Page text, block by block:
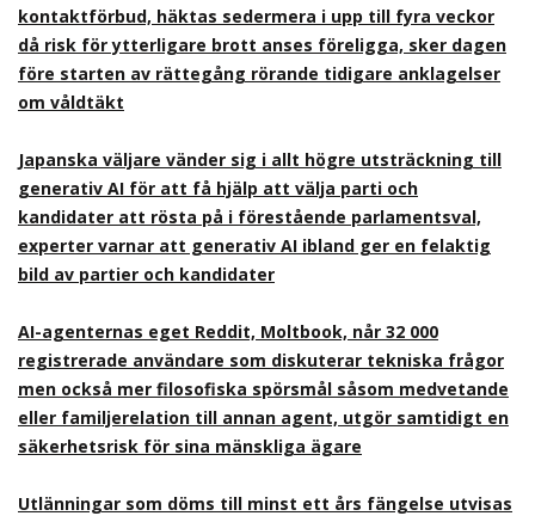
kontaktförbud, häktas sedermera i upp till fyra veckor
då risk för ytterligare brott anses föreligga, sker dagen
före starten av rättegång rörande tidigare anklagelser
om våldtäkt
Japanska väljare vänder sig i allt högre utsträckning till
generativ AI för att få hjälp att välja parti och
kandidater att rösta på i förestående parlamentsval,
experter varnar att generativ AI ibland ger en felaktig
bild av partier och kandidater
AI-agenternas eget Reddit, Moltbook, når 32 000
registrerade användare som diskuterar tekniska frågor
men också mer filosofiska spörsmål såsom medvetande
eller familjerelation till annan agent, utgör samtidigt en
säkerhetsrisk för sina mänskliga ägare
Utlänningar som döms till minst ett års fängelse utvisas